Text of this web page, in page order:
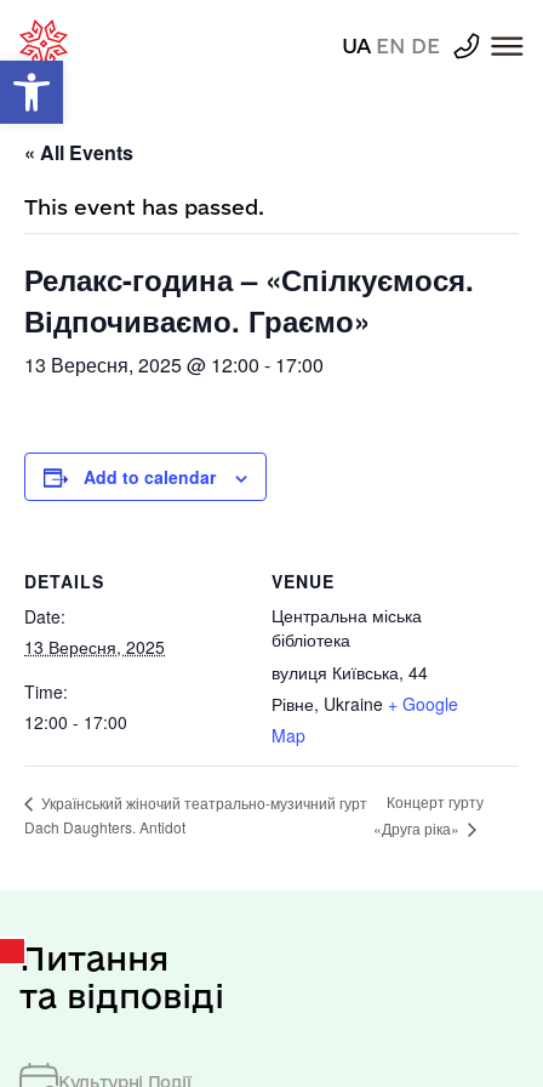
Відкрити Панель інструментів
UA EN DE
« All Events
This event has passed.
Релакс-година – «Спілкуємося.
Відпочиваємо. Граємо»
13 Вересня, 2025 @ 12:00 - 17:00
Add to calendar
DETAILS
Date:
13 Вересня, 2025
Time:
12:00 - 17:00
VENUE
Центральна міська
бібліотека
вулиця Київська, 44
Рівне, Ukraine + Google
Map
Український жіночий театрально-музичний гурт
Dach Daughters. Antidot
Концерт гурту
«Друга ріка»
Питання
та відповіді
Культурні Події